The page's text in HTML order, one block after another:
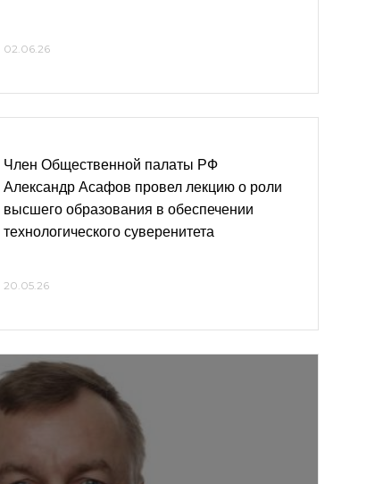
02.06.26
Член Общественной палаты РФ
Александр Асафов провел лекцию о роли
высшего образования в обеспечении
технологического суверенитета
20.05.26